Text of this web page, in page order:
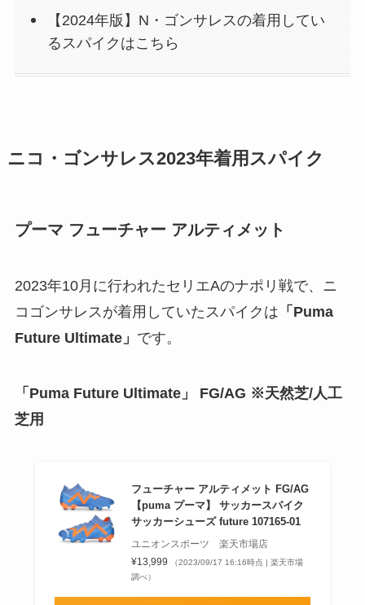
【2024年版】N・ゴンサレスの着用してい
るスパイクはこちら
ニコ・ゴンサレス2023年着用スパイク
プーマ フューチャー アルティメット
2023年10月に行われたセリエAのナポリ戦で、ニ
コゴンサレスが着用していたスパイクは 「Puma
Future Ultimate」 です。
「Puma Future Ultimate」 FG/AG ※天然芝/人工
芝用
フューチャー アルティメット FG/AG
【puma プーマ】 サッカースパイク
サッカーシューズ future 107165-01
ユニオンスポーツ 楽天市場店
¥13,999
（2023/09/17 16:16時点 | 楽天市場
調べ）